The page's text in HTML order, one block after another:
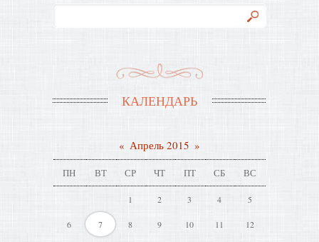
КАЛЕНДАРЬ
« Апрель 2015 »
ПН ВТ СР ЧТ ПТ СБ ВС
1 2 3 4 5
6 7 8 9 10 11 12